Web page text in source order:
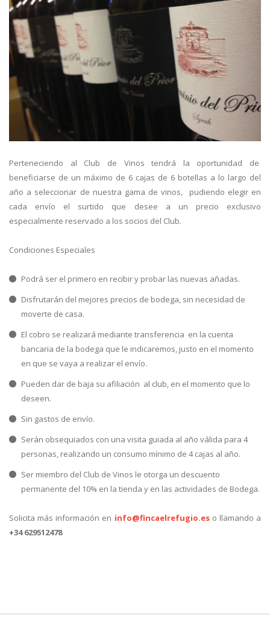
Perteneciendo al Club de Vinos tendrá la oportunidad de
beneficiarse de un máximo de 6 cajas de 6 botellas a lo largo del
año a seleccionar de nuestra gama de vinos, pudiendo elegir en
cada envío el surtido que desee a un precio exclusivo
especialmente reservado a los socios del Club.
Condiciones Especiales
Podrá ser el primero en recibir y probar las nuevas añadas.
Disfrutarán del mejores precios de bodega, sin necesidad de
moverte de casa.
El cobro se realizará mediante transferencia en la cuenta
bancaria de la bodega que le indicaremos, justo en el momento
en que se vaya a realizar el envío.
Pueden dar de baja su afiliación al club, en el momento que lo
deseen.
Sin gastos de envío.
Serán obsequiados con una visita guiada al año válida para 4
personas, realizando un consumo mínimo de 4 cajas al año.
Ser miembro del Club de Vinos le otorga un descuento
permanente del 10% en la tienda y en las actividades de Bodega.
Solicita más información en info@fincaelrefugio.eso llamando a
+34 629512478